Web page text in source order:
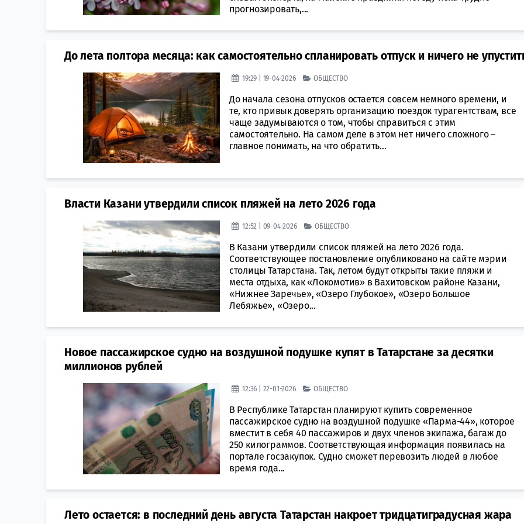
прогнозировать,...
До лета полтора месяца: как самостоятельно спланировать отпуск и ничего не
19:29 | 19-04-2026 ОБЩЕСТВО
До начала сезона отпусков остается совсем немного времени, и
те, кто привык доверять организацию поездок турагентствам, все
чаще задумываются о том, чтобы справиться с этим
самостоятельно. На самом деле в этом нет ничего сложного –
главное понимать, на что обратить...
Власти Казани утвердили список пляжей на лето 2026 года
12:52 | 09-04-2026 ОБЩЕСТВО
В Казани утвердили список пляжей на лето 2026 года.
Соответствующее постановление опубликовано на сайте мэрии
столицы Татарстана. Так, летом будут открыты такие пляжи и
места отдыха, как «Локомотив» в Вахитовском районе Казани,
«Нижнее Заречье», «Озеро Глубокое», «Озеро Большое
Лебяжье», «Озеро...
Новое пассажирское судно на воздушной подушке купят в Татарстане за десятки
миллионов рублей
12:36 | 22-01-2026 ОБЩЕСТВО
В Республике Татарстан планируют купить современное
пассажирское судно на воздушной подушке «Парма-44», которое
вместит в себя 40 пассажиров и двух членов экипажа, багаж до
250 килограммов. Соответствующая информация появилась на
портале госзакупок. Судно сможет перевозить людей в любое
время года...
Лето остается: в последний день августа Татарстан накроет тридцатиградусная жара